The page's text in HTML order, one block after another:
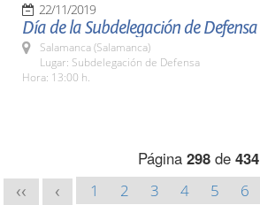
22/11/2019
Día de la Subdelegación de Defensa
Salamanca (Salamanca)
Lugar: Subdelegación de Defensa
Hora: 13:00 h.
Página 298de 434
<< < 1 2 3 4 5 6